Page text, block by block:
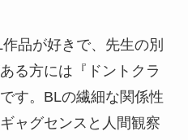
品が好きで、先生の別
る方には『ドントクラ
す。BLの繊細な関係性
ャグセンスと人間観察